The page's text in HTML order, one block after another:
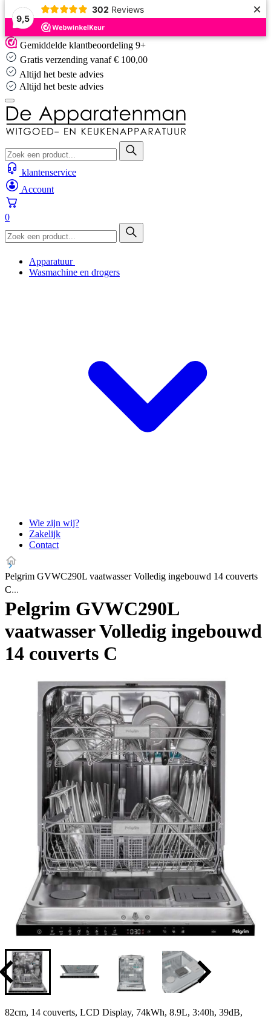
9,5
302 Reviews ×
Skip
to
content
Gemiddelde klantbeoordeling 9+
Gratis verzending vanaf € 100,00
Altijd het beste advies
Altijd het beste advies
klantenservice
Account
0
Apparatuur
Wasmachine en drogers
Wie zijn wij?
Zakelijk
Contact
Pelgrim GVWC290L vaatwasser Volledig ingebouwd 14 couverts
C
Pelgrim GVWC290L
vaatwasser Volledig ingebouwd
14 couverts C
82cm, 14 couverts, LCD Display, 74kWh, 8.9L, 3:40h, 39dB,